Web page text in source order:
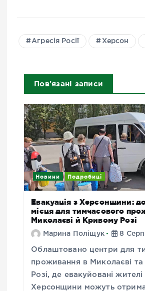
Агресія Росії Херсон
Пов'язані записи
Новини Подробиці
Евакуація з Херсонщини:
місця для тимчасового
Миколаєві й Кривому Розі
Марина Поліщук 8
Облаштовано центри для
проживання в Миколаєві
Розі, де евакуйовані жителі
Херсонщини можуть